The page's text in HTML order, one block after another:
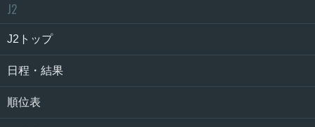
J2
J2トップ
日程・結果
順位表